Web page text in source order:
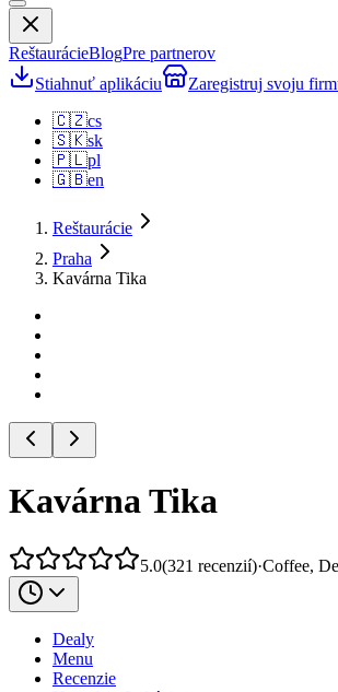
ReštaurácieBlogPre partnerov
Stiahnuť aplikáciu
Zaregistruj svoju
🇨🇿cs
🇸🇰sk
🇵🇱pl
🇬🇧en
Reštaurácie
Praha
Kavárna Tika
Kavárna Tika
5.0(321 recenzií)·Coffee,
Dealy
Menu
Recenzie